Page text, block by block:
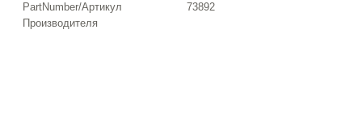
PartNumber/Артикул
Производителя
73892